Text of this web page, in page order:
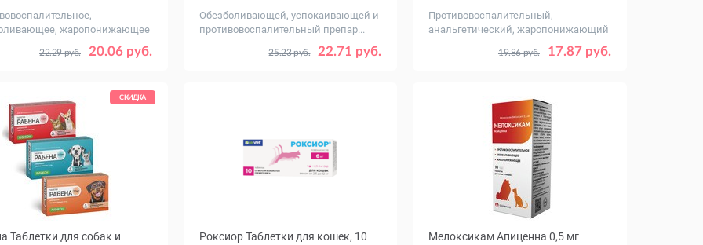
жаропонижающее
20.06 руб.
22.29 руб. 100
Обезболивающей, успокаивающей и
противовоспалительный препар...
22.71 руб.
25.23 руб. 20 50
Противовоспалительный,
анальгетический, жаропонижающий
17.87 руб.
19.86 руб.
СКИДКА
Таблетки для собак и
Роксиор Таблетки для кошек, 10
Мелоксикам Апиценна 0,5 мг